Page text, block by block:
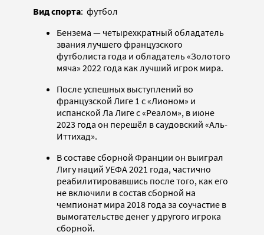
Вид спорта: футбол
Бензема — четырехкратный обладатель
звания лучшего французского
футболиста года и обладатель «Золотого
мяча» 2022 года как лучший игрок мира.
После успешных выступлений во
французской Лиге 1 с «Лионом» и
испанской Ла Лиге с «Реалом», в июне
2023 года он перешёл в саудовский «Аль-
Иттихад».
В составе сборной Франции он выиграл
Лигу наций УЕФА 2021 года, частично
реабилитировавшись после того, как его
не включили в состав сборной на
чемпионат мира 2018 года за соучастие в
вымогательстве денег у другого игрока
сборной.